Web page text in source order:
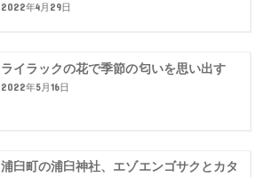
2022年4月29日
ライラックの花で季節の匂いを思い出す
2022年5月16日
浦臼町の浦臼神社、エゾエンゴサクとカタ